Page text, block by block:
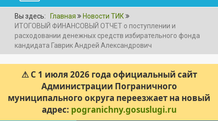
Вы здесь: Главная
Новости ТИК
ИТОГОВЫЙ ФИНАНСОВЫЙ ОТЧЕТ о поступлении и
расходовании денежных средств избирательного фонда
кандидата Гаврик Андрей Александрович
⚠ С 1 июля 2026 года официальный сайт
Администрации Пограничного
муниципального округа переезжает на новый
адрес: pogranichny.gosuslugi.ru